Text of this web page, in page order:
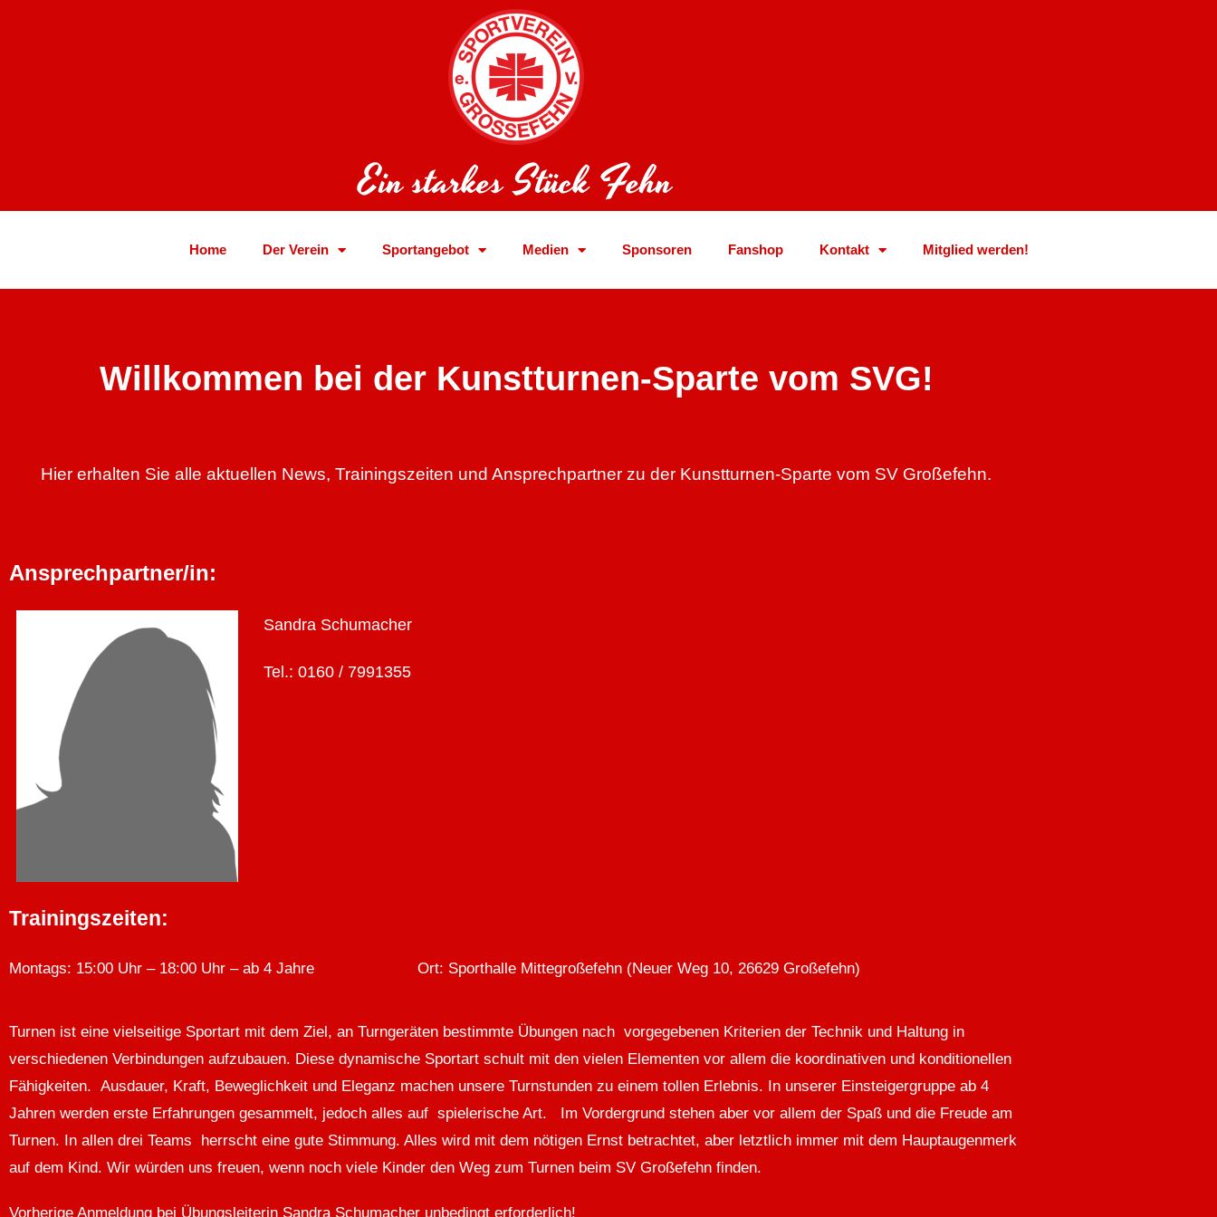
Ein starkes Stück Fehn
Home Der Verein Sportangebot Medien Sponsoren Fanshop Kontakt Mitglied werden!
Willkommen bei der Kunstturnen-Sparte vom SVG!
Hier erhalten Sie alle aktuellen News, Trainingszeiten und Ansprechpartner zu der Kunstturnen-Sparte vom SV Großefehn.
Ansprechpartner/in:
Sandra Schumacher
Tel.: 0160 / 7991355
Trainingszeiten:
Montags: 15:00 Uhr – 18:00 Uhr – ab 4 Jahre Ort: Sporthalle Mittegroßefehn (Neuer Weg 10, 26629 Großefehn)
Turnen ist eine vielseitige Sportart mit dem Ziel, an Turngeräten bestimmte Übungen nach vorgegebenen Kriterien der Technik und Haltung in
verschiedenen Verbindungen aufzubauen. Diese dynamische Sportart schult mit den vielen Elementen vor allem die koordinativen und konditionellen
Fähigkeiten. Ausdauer, Kraft, Beweglichkeit und Eleganz machen unsere Turnstunden zu einem tollen Erlebnis. In unserer Einsteigergruppe ab 4
Jahren werden erste Erfahrungen gesammelt, jedoch alles auf spielerische Art. Im Vordergrund stehen aber vor allem der Spaß und die Freude am
Turnen. In allen drei Teams herrscht eine gute Stimmung. Alles wird mit dem nötigen Ernst betrachtet, aber letztlich immer mit dem Hauptaugenmerk
auf dem Kind. Wir würden uns freuen, wenn noch viele Kinder den Weg zum Turnen beim SV Großefehn finden.
Vorherige Anmeldung bei Übungsleiterin Sandra Schumacher unbedingt erforderlich!